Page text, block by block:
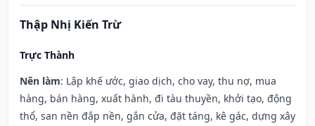
Thập Nhị Kiến Trừ
Trực Thành
Nên làm: Lập khế ước, giao dịch, cho vay, thu nợ, mua
hàng, bán hàng, xuất hành, đi tàu thuyền, khởi tạo, động
thổ, san nền đắp nền, gắn cửa, đặt táng, kê gác, dựng xây